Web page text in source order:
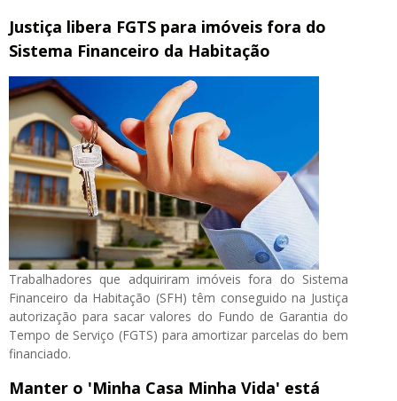
Justiça libera FGTS para imóveis fora do
Sistema Financeiro da Habitação
Trabalhadores que adquiriram imóveis fora do Sistema
Financeiro da Habitação (SFH) têm conseguido na Justiça
autorização para sacar valores do Fundo de Garantia do
Tempo de Serviço (FGTS) para amortizar parcelas do bem
financiado.
Manter o 'Minha Casa Minha Vida' está